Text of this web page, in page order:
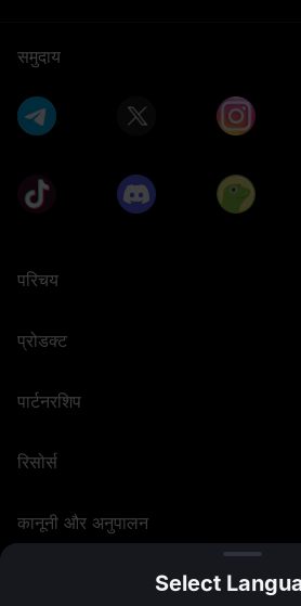
समुदाय
परिचय
प्रोडक्ट
पार्टनरशिप
रिसोर्स
कानूनी और अनुपालन
Select